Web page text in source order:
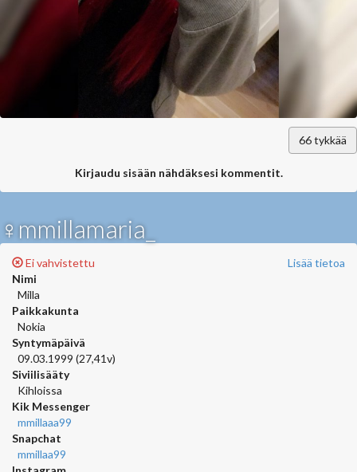
66tykkää
Kirjaudu sisään nähdäksesi kommentit.
♀mmillamaria_
Lisää tietoa
Ei vahvistettu
Nimi
Milla
Paikkakunta
Nokia
Syntymäpäivä
09.03.1999 (27,41v)
Siviilisääty
Kihloissa
Kik Messenger
mmillaaa99
Snapchat
mmillaa99